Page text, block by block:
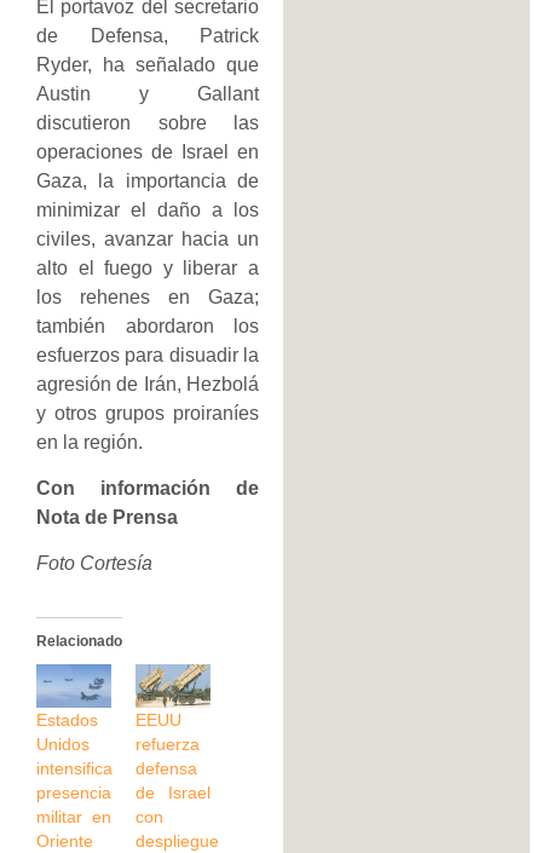
El portavoz del secretario
de Defensa, Patrick
Ryder, ha señalado que
Austin y Gallant
discutieron sobre las
operaciones de Israel en
Gaza, la importancia de
minimizar el daño a los
civiles, avanzar hacia un
alto el fuego y liberar a
los rehenes en Gaza;
también abordaron los
esfuerzos para disuadir la
agresión de Irán, Hezbolá
y otros grupos proiraníes
en la región.
Con información de
Nota de Prensa
Foto Cortesía
Relacionado
Estados
Unidos
intensifica
presencia
militar en
Oriente
EEUU
refuerza
defensa
de Israel
con
despliegue